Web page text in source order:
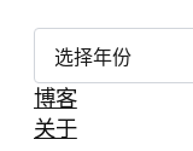
归
博客
关于